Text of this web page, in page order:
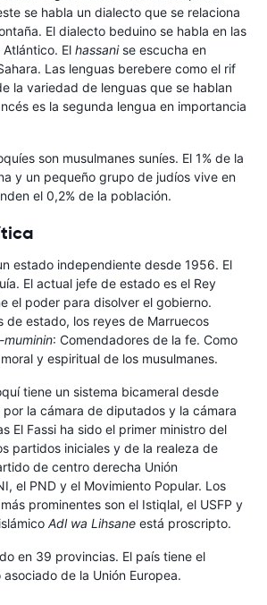
se habla un dialecto que se relaciona
El dialecto beduino se habla en las
El hassani se escucha en
Las lenguas berebere como el rif
la variedad de lenguas que se hablan
es la segunda lengua en importancia
son musulmanes suníes. El 1% de la
y un pequeño grupo de judíos vive en
el 0,2% de la población.
estado independiente desde 1956. El
El actual jefe de estado es el Rey
el poder para disolver el gobierno.
de estado, los reyes de Marruecos
muminin: Comendadores de la fe. Como
y espiritual de los musulmanes.
tiene un sistema bicameral desde
la cámara de diputados y la cámara
El Fassi ha sido el primer ministro del
partidos iniciales y de la realeza de
de centro derecha Unión
el PND y el Movimiento Popular. Los
prominentes son el Istiqlal, el USFP y
Adl wa Lihsane está proscripto.
en 39 provincias. El país tiene el
de la Unión Europea.